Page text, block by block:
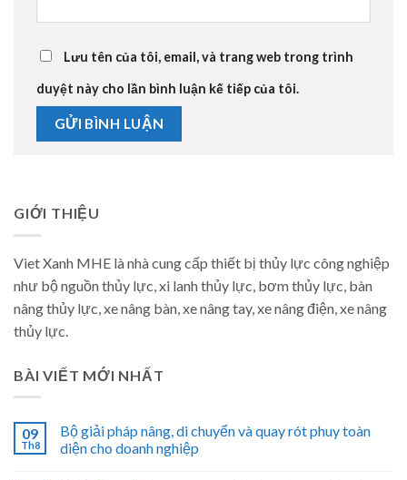
Lưu tên của tôi, email, và trang web trong trình
duyệt này cho lần bình luận kế tiếp của tôi.
GIỚI THIỆU
Viet Xanh MHE là nhà cung cấp thiết bị thủy lực công nghiệp
như bộ nguồn thủy lực, xi lanh thủy lực, bơm thủy lực, bàn
nâng thủy lực, xe nâng bàn, xe nâng tay, xe nâng điện, xe nâng
thủy lực.
BÀI VIẾT MỚI NHẤT
09
Th8
Bộ giải pháp nâng, di chuyển và quay rót phuy toàn
diện cho doanh nghiệp